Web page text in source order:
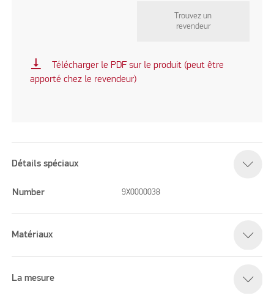
Trouvez un
revendeur
vertical_align_bottom
Télécharger le PDF sur le produit (peut être
apporté chez le revendeur)
Détails spéciaux
Number 9X0000038
Matériaux
La mesure